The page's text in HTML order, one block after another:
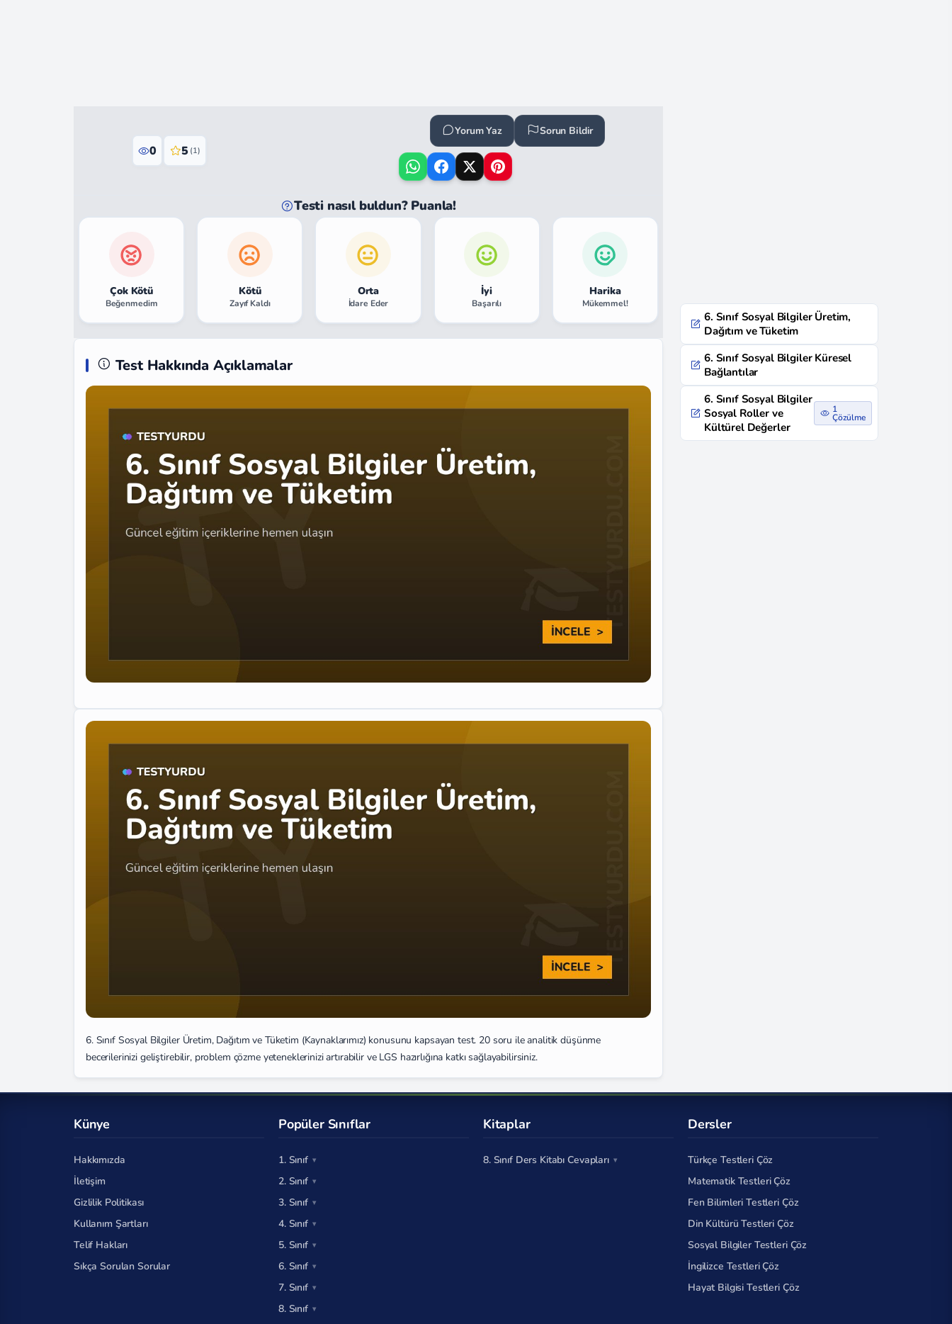
0 5 (1)
Yorum Yaz Sorun Bildir
Testi nasıl buldun? Puanla!
Çok Kötü
Beğenmedim
Kötü
Zayıf Kaldı
Orta
İdare Eder
İyi
Başarılı
Harika
Mükemmel!
Test Hakkında Açıklamalar
6. Sınıf Sosyal Bilgiler Üretim, Dağıtım ve Tüketim (Kaynaklarımız) konusunu kapsayan test. 20 soru ile analitik düşünme
becerilerinizi geliştirebilir, problem çözme yeteneklerinizi artırabilir ve LGS hazırlığına katkı sağlayabilirsiniz.
6. Sınıf Sosyal Bilgiler Üretim,
Dağıtım ve Tüketim
6. Sınıf Sosyal Bilgiler Küresel
Bağlantılar
6. Sınıf Sosyal Bilgiler
Sosyal Roller ve
Kültürel Değerler
1
Çözülme
Künye
Hakkımızda
İletişim
Gizlilik Politikası
Kullanım Şartları
Telif Hakları
Sıkça Sorulan Sorular
Popüler Sınıflar
1. Sınıf
2. Sınıf
3. Sınıf
4. Sınıf
5. Sınıf
6. Sınıf
7. Sınıf
8. Sınıf
Kitaplar
8. Sınıf Ders Kitabı Cevapları
Dersler
Türkçe Testleri Çöz
Matematik Testleri Çöz
Fen Bilimleri Testleri Çöz
Din Kültürü Testleri Çöz
Sosyal Bilgiler Testleri Çöz
İngilizce Testleri Çöz
Hayat Bilgisi Testleri Çöz